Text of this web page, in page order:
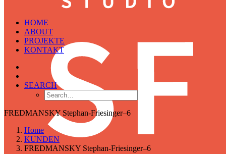
HOME
ABOUT
PROJEKTE
KONTAKT
SEARCH
FREDMANSKY Stephan-Friesinger–6
Home
KUNDEN
FREDMANSKY Stephan-Friesinger–6